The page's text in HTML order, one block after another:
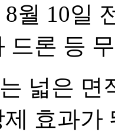
월 10일
드론 등
넓은 면
효과가